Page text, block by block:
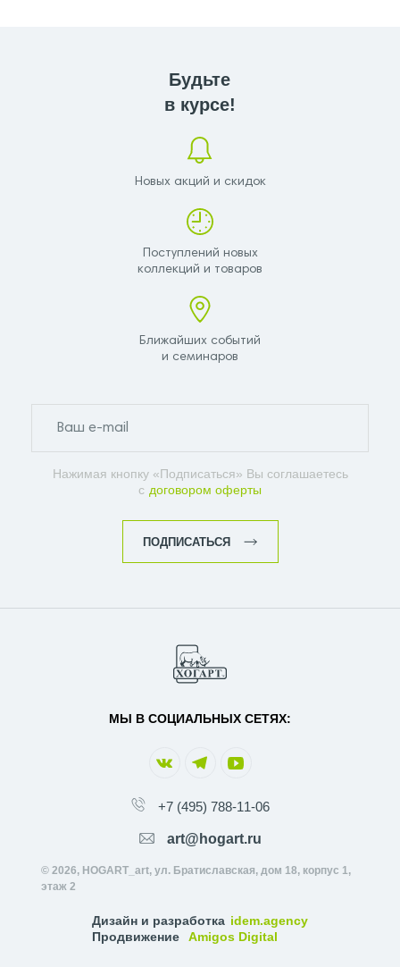
Будьте
в курсе!
Новых акций и скидок
Поступлений новых
коллекций и товаров
Ближайших событий
и семинаров
Нажимая кнопку «Подписаться» Вы соглашаетесь
с договором оферты
ПОДПИСАТЬСЯ
МЫ В СОЦИАЛЬНЫХ СЕТЯХ:
+7 (495) 788-11-06
art@hogart.ru
© 2026, HOGART_art, ул. Братиславская, дом 18, корпус 1,
этаж 2
Дизайн и разработка idem.agency
Продвижение
Amigos Digital